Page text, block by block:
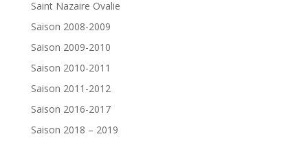
Saint Nazaire Ovalie
Saison 2008-2009
Saison 2009-2010
Saison 2010-2011
Saison 2011-2012
Saison 2016-2017
Saison 2018 – 2019